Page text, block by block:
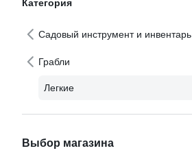
Категория
Садовый инструмент и инвентарь
Грабли
Легкие
Выбор магазина